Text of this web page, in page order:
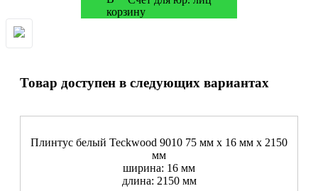
Товар доступен в следующих вариантах
Плинтус белый Teckwood 9010 75 мм х 16 мм х 2150
мм
ширина: 16 мм
длина: 2150 мм